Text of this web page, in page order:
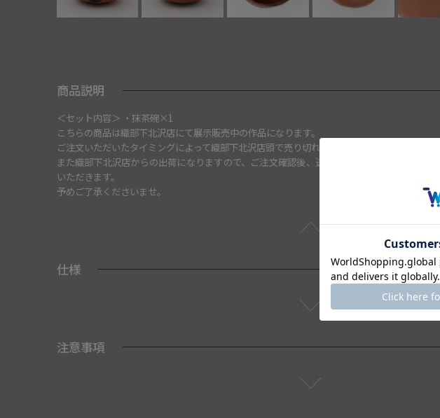
商品説明
＜セット内容＞ ・抹茶碗×1
こちらの商品は織部下北沢店にて展示販売中の作品になります。
ご注文いただいたタイミングによって織部下北沢店頭で売り切れた場合は、キャンセルさせて
また織部下北沢店からの出荷になりますので、ご注文確認後、送料を再計算し改めてご請求
いただきます。
予めご了承くださいませ。
仕様
注意事項